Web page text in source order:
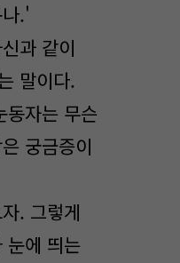
.'
과 같이
말이다.
동자는 무슨
궁금증이
. 그렇게
눈에 띄는